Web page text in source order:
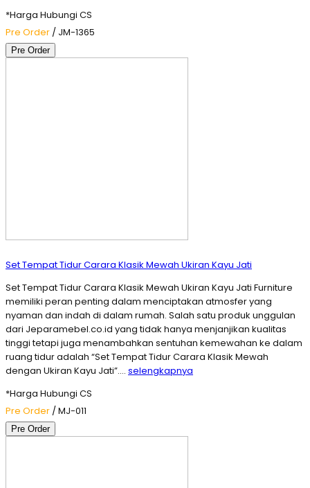
*Harga Hubungi CS
Pre Order / JM-1365
Pre Order
Set Tempat Tidur Carara Klasik Mewah Ukiran Kayu Jati
Set Tempat Tidur Carara Klasik Mewah Ukiran Kayu Jati Furniture
memiliki peran penting dalam menciptakan atmosfer yang
nyaman dan indah di dalam rumah. Salah satu produk unggulan
dari Jeparamebel.co.id yang tidak hanya menjanjikan kualitas
tinggi tetapi juga menambahkan sentuhan kemewahan ke dalam
ruang tidur adalah “Set Tempat Tidur Carara Klasik Mewah
dengan Ukiran Kayu Jati”…. selengkapnya
*Harga Hubungi CS
Pre Order / MJ-011
Pre Order